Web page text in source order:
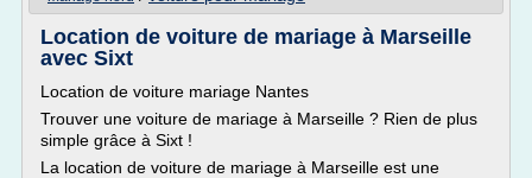
Location de voiture de mariage à Marseille
avec Sixt
Location de voiture mariage Nantes
Trouver une voiture de mariage à Marseille ? Rien de plus
simple grâce à Sixt !
La location de voiture de mariage à Marseille est une